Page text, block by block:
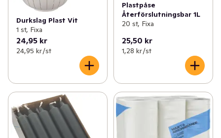
Durkslag Plast Vit
1 st, Fixa
24,95 kr
24,95 kr /st
Plastpåse
Återförslutningsbar 1L
20 st, Fixa
25,50 kr
1,28 kr /st